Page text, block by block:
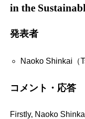
in the
発表者
Naoko Shinkai（
コメント・応答
Firstly, Naoko